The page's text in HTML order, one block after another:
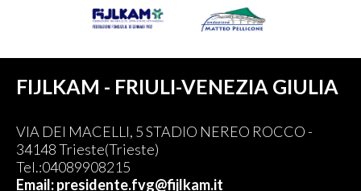
FIJLKAM - FRIULI-VENEZIA GIULIA
VIA DEI MACELLI, 5 STADIO NEREO ROCCO -
34148 Trieste(Trieste)
Tel.:04089908215
Email: presidente.fvg@fijlkam.it